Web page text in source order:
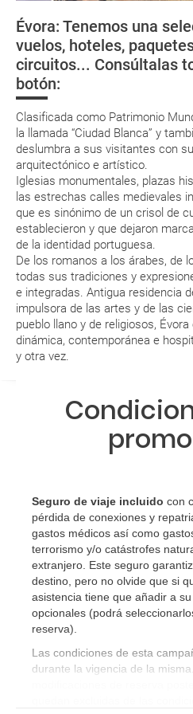
Évora: Tenemos una
vuelos, hoteles,
circuitos... Consúltalas
botón:
Clasificada como Patrimonio
la llamada “Ciudad Blanca” y
deslumbra a sus visitantes con
arquitectónico e artístico.
Iglesias monumentales, plazas
las estrechas calles medievales
que es sinónimo de un crisol de
establecieron y que dejaron
de la identidad portuguesa.
De los romanos a los árabes, de
todas sus tradiciones y
e integradas. Antigua residencia
impulsora de las artes y de las
pueblo llano y de religiosos,
dinámica, contemporánea e
y otra vez.
Las telas de la
región
La
Asistencia Sanitaria
El Alentejo es para vivir
in por su web.
Eso sí, deberás estar atento si viajas
a que muchas de ellas exigen la
(que deberás realizar a través de su
suplemento extra en el mismo
En caso de tener que enviarte la
vacacional (Caribe, circuitos, tours...)
de tu reserva alrededor de 10 días
imprimir y llevar contigo en el viaje.
Esta documentación te será requerida
aérea a la hora de realizar el check-in
MODIFICACIÓN ó
modificar una reserva del
generar una anulación o
¿Qué caducidad debe tener
a...?
RESERVAR ¿Cómo puedo
paquete vacacional en la
quedado de pendiente de
sabré si se confirma el viaje?
¿Cómo sé si hay plazas
quiero al hacer mi solicitud
Si tengo los traslados
dirigirme?
Seguro de viaje incluido con
pérdida de conexiones y
gastos médicos así como
terrorismo y/o catástrofes
extranjero. Este seguro
destino, pero no olvide que si
asistencia tiene que añadir a
opcionales (podrá
reserva)
Las condiciones de esta
durante la vigencia de la